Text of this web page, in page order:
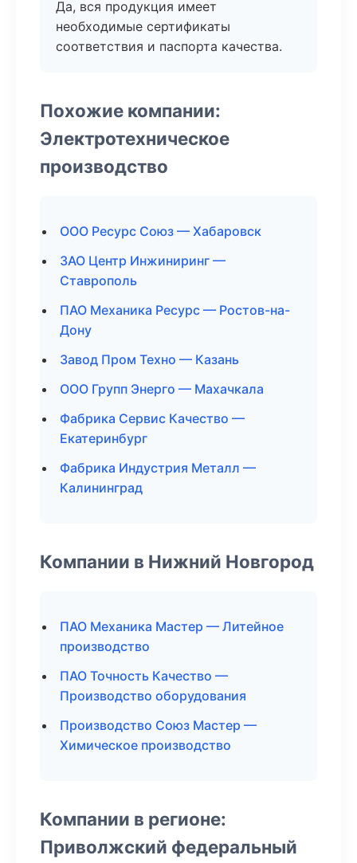
Да, вся продукция имеет
необходимые сертификаты
соответствия и паспорта качества.
Похожие компании:
Электротехническое
производство
ООО Ресурс Союз — Хабаровск
ЗАО Центр Инжиниринг —
Ставрополь
ПАО Механика Ресурс — Ростов-на-
Дону
Завод Пром Техно — Казань
ООО Групп Энерго — Махачкала
Фабрика Сервис Качество —
Екатеринбург
Фабрика Индустрия Металл —
Калининград
Компании в Нижний Новгород
ПАО Механика Мастер — Литейное
производство
ПАО Точность Качество —
Производство оборудования
Производство Союз Мастер —
Химическое производство
Компании в регионе:
Приволжский федеральный